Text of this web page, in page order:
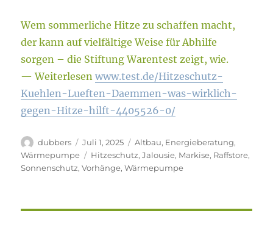
Wem sommerliche Hitze zu schaffen macht,
der kann auf vielfältige Weise für Abhilfe
sorgen – die Stiftung Warentest zeigt, wie.
— Weiterlesenwww.test.de/Hitzeschutz-
Kuehlen-Lueften-Daemmen-was-wirklich-
gegen-Hitze-hilft-4405526-0/
Autor
dubbers
Veröffentlicht
am
Juli 1, 2025 Kategorien
Altbau, Energieberatung,
Wärmepumpe
Schlagwörter
Hitzeschutz,Jalousie, Markise, Raffstore,
Sonnenschutz,Vorhänge,Wärmepumpe